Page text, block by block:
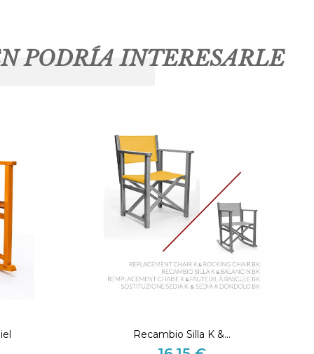
PODRÍA INTERESARLE
Recambio Silla K &...